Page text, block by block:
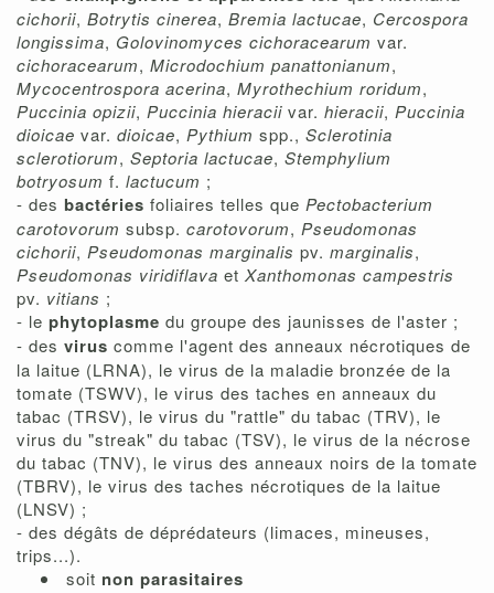
cichorii, Botrytis cinerea, Bremia lactucae, Cercospora
longissima, Golovinomyces cichoracearum var.
cichoracearum, Microdochium panattonianum,
Mycocentrospora acerina, Myrothechium roridum,
Puccinia opizii, Puccinia hieracii var. hieracii, Puccinia
dioicae var. dioicae, Pythium spp., Sclerotinia
sclerotiorum, Septoria lactucae, Stemphylium
botryosum f. lactucum ;
- des bactéries foliaires telles que Pectobacterium
carotovorum subsp. carotovorum, Pseudomonas
cichorii, Pseudomonas marginalis pv. marginalis,
Pseudomonas viridiflava et Xanthomonas campestris
pv. vitians ;
- le phytoplasme du groupe des jaunisses de l'aster ;
- des virus comme l'agent des anneaux nécrotiques de
la laitue (LRNA), le virus de la maladie bronzée de la
tomate (TSWV), le virus des taches en anneaux du
tabac (TRSV), le virus du "rattle" du tabac (TRV), le
virus du "streak" du tabac (TSV), le virus de la nécrose
du tabac (TNV), le virus des anneaux noirs de la tomate
(TBRV), le virus des taches nécrotiques de la laitue
(LNSV) ;
- des dégâts de déprédateurs (limaces, mineuses,
trips...).
soit non parasitaires